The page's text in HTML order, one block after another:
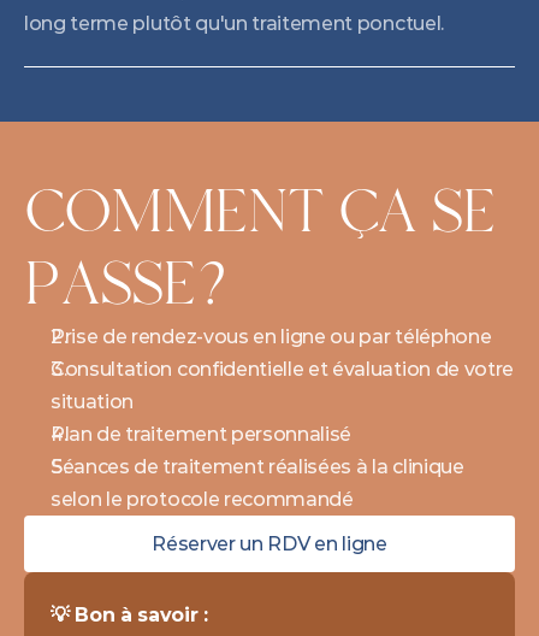
long terme plutôt qu'un traitement ponctuel.
COMMENT ÇA SE
PASSE?
Prise de rendez-vous en ligne ou par téléphone
Consultation confidentielle et évaluation de votre
situation
Plan de traitement personnalisé
Séances de traitement réalisées à la clinique
selon le protocole recommandé
Réserver un RDV en ligne
💡 Bon à savoir :